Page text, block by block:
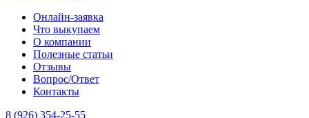
Онлайн-заявка
Что выкупаем
О компании
Полезные статьи
Отзывы
Вопрос/Ответ
Контакты
8 (926) 354-25-55